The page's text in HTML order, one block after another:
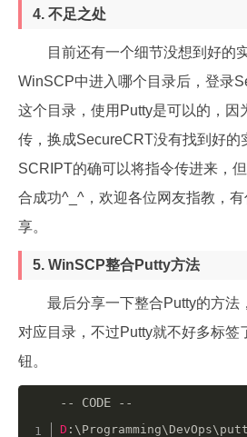
4. 不足之处
目前还有一个细节没想到好的
WinSCP中进入哪个目录后，登录
这个目录，使用Putty是可以的，因
传，换成SecureCRT没有找到好的
SCRIPT的确可以将指令传进来，
合成功^_^，欢迎各位网友指教，
享。
5. WinSCP整合Putty方法
最后分享一下整合Putty的方法
对应目录，不过Putty就不好多标签
钮。
D :\ Programming\ DevOps\